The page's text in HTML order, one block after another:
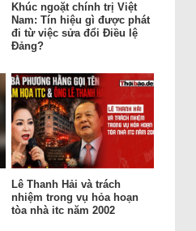
Khúc ngoặt chính trị Việt
Nam: Tín hiệu gì được phát
đi từ việc sửa đổi Điều lệ
Đảng?
Lê Thanh Hải và trách
nhiệm trong vụ hỏa hoạn
tòa nhà itc năm 2002